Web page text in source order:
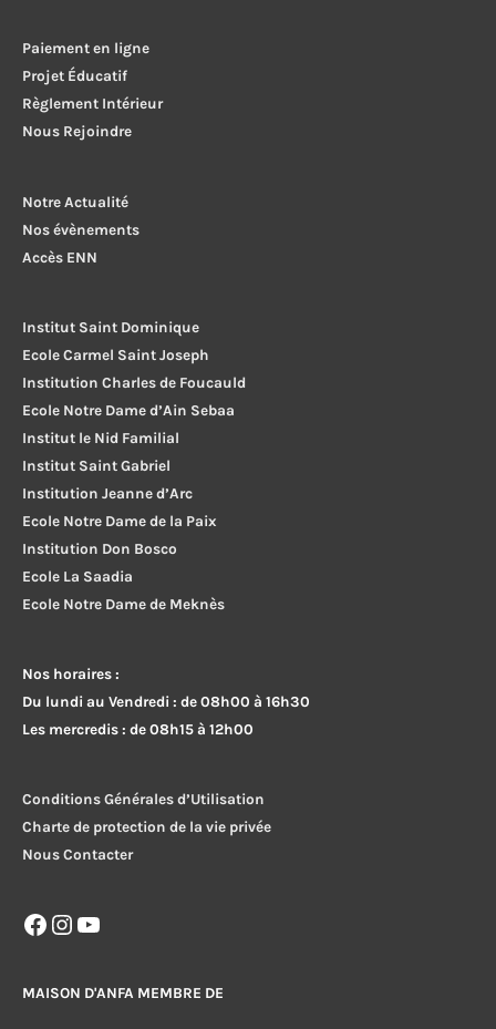
Paiement en ligne
Projet Éducatif
Règlement Intérieur
Nous Rejoindre
Notre Actualité
Nos évènements
Accès ENN
Institut Saint Dominique
Ecole Carmel Saint Joseph
Institution Charles de Foucauld
Ecole Notre Dame d’Ain Sebaa
Institut le Nid Familial
Institut Saint Gabriel
Institution Jeanne d’Arc
Ecole Notre Dame de la Paix
Institution Don Bosco
Ecole La Saadia
Ecole Notre Dame de Meknès
Nos horaires :
Du lundi au Vendredi : de 08h00 à 16h30
Les mercredis : de 08h15 à 12h00
Conditions Générales d’Utilisation
Charte de protection de la vie privée
Nous Contacter
Facebook
Instagram
YouTube
MAISON D'ANFA MEMBRE DE